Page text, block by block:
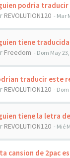
podria traducir
REVOLUTION120 - Mar
tiene
Freedom - Dom May
traducir este
REVOLUTION120 - Dom
tiene la letra
REVOLUTION120 - Mié
cansion de 2pac